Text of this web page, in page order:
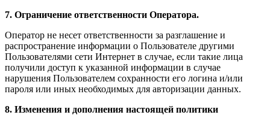
7. Ограничение ответственности Оператора.
Оператор не несет ответственности за разглашение и
распространение информации о Пользователе другими
Пользователями сети Интернет в случае, если такие лица
получили доступ к указанной информации в случае
нарушения Пользователем сохранности его логина и/или
пароля или иных необходимых для авторизации данных.
8. Изменения и дополнения настоящей политики